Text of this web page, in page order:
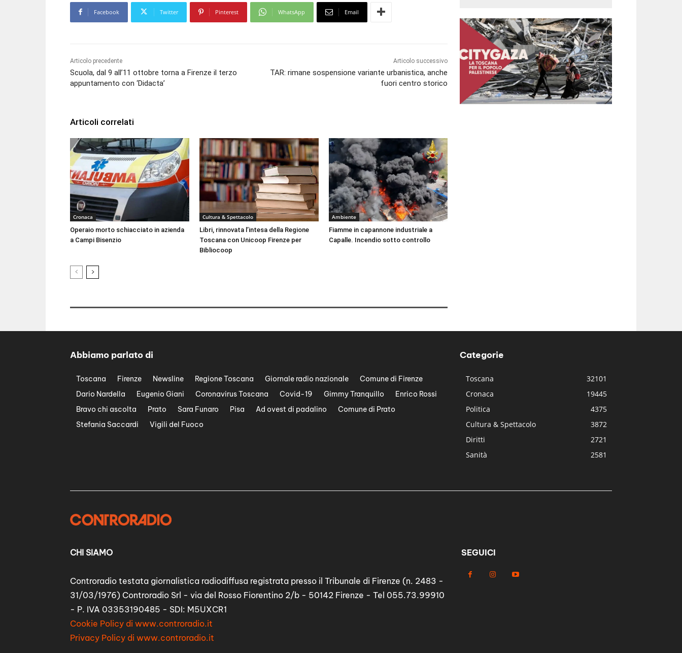
Facebook Twitter Pinterest WhatsApp Email
Articolo precedente
Scuola, dal 9 all’11 ottobre torna a Firenze il terzo
appuntamento con ‘Didacta’
Articolo successivo
TAR: rimane sospensione variante urbanistica, anche
fuori centro storico
Articoli correlati
Cronaca
Operaio morto schiacciato in azienda
a Campi Bisenzio
Cultura & Spettacolo
Libri, rinnovata l’intesa della Regione
Toscana con Unicoop Firenze per
Bibliocoop
Ambiente
Fiamme in capannone industriale a
Capalle. Incendio sotto controllo
Abbiamo parlato di
Toscana Firenze Newsline Regione Toscana Giornale radio nazionale
Comune di Firenze
Dario Nardella
Eugenio Giani Coronavirus Toscana Covid-19 Gimmy Tranquillo
Enrico Rossi
Bravo chi ascolta
Prato Sara Funaro Pisa Ad ovest di padalino
Comune di Prato
Stefania Saccardi
Vigili del Fuoco
Categorie
Toscana
32101
Cronaca
19445
Politica
4375
Cultura & Spettacolo
3872
Diritti
2721
Sanità
2581
CHI SIAMO
Controradio testata giornalistica radiodiffusa registrata presso il Tribunale di Firenze (n. 2483 -
31/03/1976) Controradio Srl - via del Rosso Fiorentino 2/b - 50142 Firenze - Tel 055.73.99910
- P. IVA 03353190485 - SDI: M5UXCR1
Cookie Policy di www.controradio.it
Privacy Policy di www.controradio.it
SEGUICI